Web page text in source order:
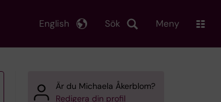
Sök
English Meny
Är du Michaela Åkerblom?
Redigera din profil